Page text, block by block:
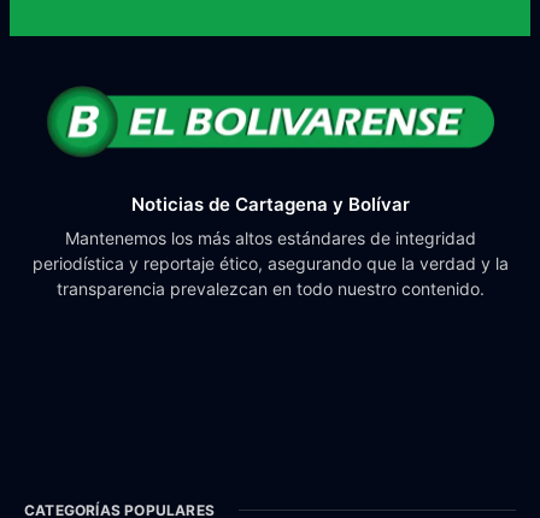
Noticias de Cartagena y Bolívar
Mantenemos los más altos estándares de integridad
periodística y reportaje ético, asegurando que la verdad y la
transparencia prevalezcan en todo nuestro contenido.
CATEGORÍAS POPULARES